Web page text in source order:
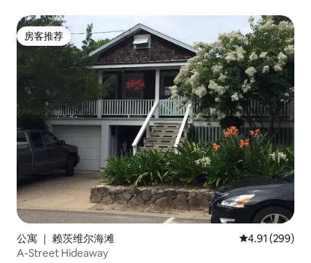
房客推荐
房客推荐
公寓 ｜ 赖茨维尔海滩 平均评分 4.91
4.91 (299)
A-Street Hideaway